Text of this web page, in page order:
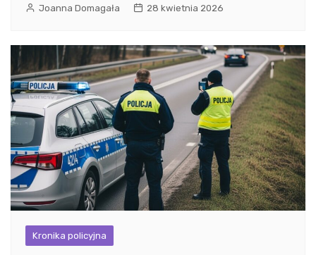
Joanna Domagała 28 kwietnia 2026
Kronika policyjna